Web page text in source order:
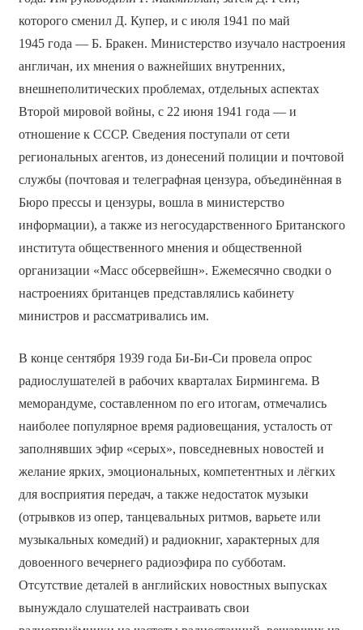
которого сменил Д. Купер, и с июля 1941 по май
1945 года — Б. Бракен. Министерство изучало настроения
англичан, их мнения о важнейших внутренних,
внешнеполитических проблемах, отдельных аспектах
Второй мировой войны, с 22 июня 1941 года — и
отношение к СССР. Сведения поступали от сети
региональных агентов, из донесений полиции и почтовой
службы (почтовая и телеграфная цензура, объединённая в
Бюро прессы и цензуры, вошла в министерство
информации), а также из негосударственного Британского
института общественного мнения и общественной
организации «Масс обсервейшн». Ежемесячно сводки о
настроениях британцев представлялись кабинету
министров и рассматривались им.
В конце сентября 1939 года Би-Би-Си провела опрос
радиослушателей в рабочих кварталах Бирмингема. В
меморандуме, составленном по его итогам, отмечались
наиболее популярное время радиовещания, усталость от
заполнявших эфир «серых», повседневных новостей и
желание ярких, эмоциональных, компетентных и лёгких
для восприятия передач, а также недостаток музыки
(отрывков из опер, танцевальных ритмов, варьете или
музыкальных комедий) и радиокниг, характерных для
довоенного вечернего радиоэфира по субботам.
Отсутствие деталей в английских новостных выпусках
вынуждало слушателей настраивать свои